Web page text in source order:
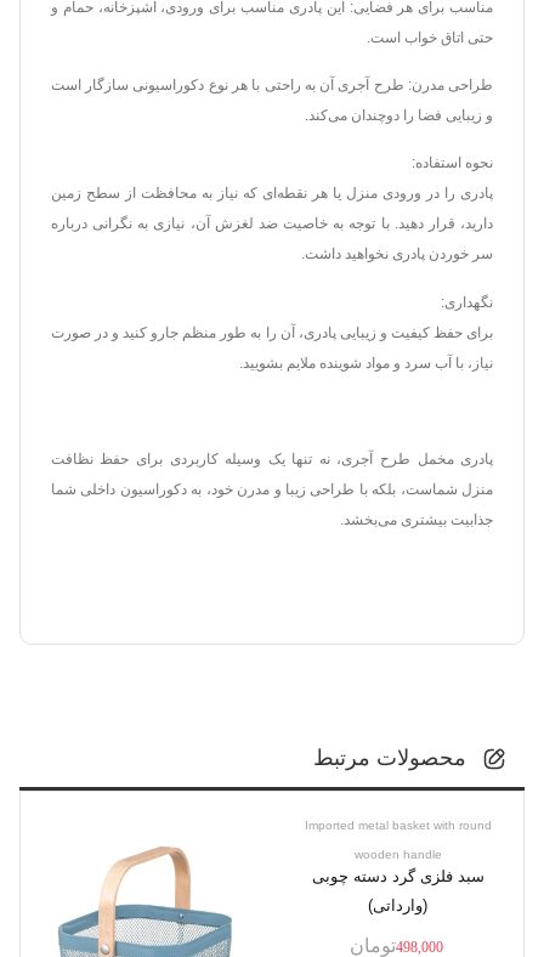
مناسب برای هر فضایی: این پادری مناسب برای ورودی، آشپزخانه، حمام و
حتی اتاق خواب است.
طراحی مدرن: طرح آجری آن به راحتی با هر نوع دکوراسیونی سازگار است
و زیبایی فضا را دوچندان می‌کند.
نحوه استفاده:
پادری را در ورودی منزل یا هر نقطه‌ای که نیاز به محافظت از سطح زمین
دارید، قرار دهید. با توجه به خاصیت ضد لغزش آن، نیازی به نگرانی درباره
سر خوردن پادری نخواهید داشت.
نگهداری:
برای حفظ کیفیت و زیبایی پادری، آن را به طور منظم جارو کنید و در صورت
نیاز، با آب سرد و مواد شوینده ملایم بشویید.
پادری مخمل طرح آجری، نه تنها یک وسیله کاربردی برای حفظ نظافت
منزل شماست، بلکه با طراحی زیبا و مدرن خود، به دکوراسیون داخلی شما
جذابیت بیشتری می‌بخشد.
محصولات مرتبط
Imported metal basket with round
wooden handle
سبد فلزی گرد دسته چوبی
(وارداتی)
498,000 تومان